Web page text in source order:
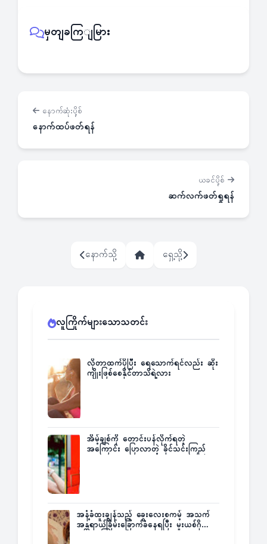
မှတျခကြျမြား
နောက်ဆုံးပို့စ်
နောက်ထပ်ဖတ်ရန်
ယခင်ပို့စ်
ဆက်လက်ဖတ်ရှုရန်
နောက်သို့ ရှေ့သို့
လူကြိုက်များသောသတင်း
လိုတာထက်ပိုပြီး ရေသောက်ရင်လည်း ဆိုး
ကျိုးဖြစ်စေနိုင်တာသိရဲ့လား
အိမ့်ချစ်ကို တောင်းပန်လိုက်ရတဲ့
အကြောင်း ပြောလာတဲ့ ခိုင်သင်းကြည်
အနံ့ခံထူးချွန်သည့် ခွေးလေးစကမ့် အသက်
အန္တရာယ်ခြိမ်းခြောက်ခံနေရပြီး မူးယစ်ဂိုဏ်း